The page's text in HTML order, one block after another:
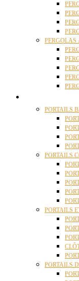
PERGOLAS
PORTAILS
PORTAILS
PORTAILS
PORTAILS